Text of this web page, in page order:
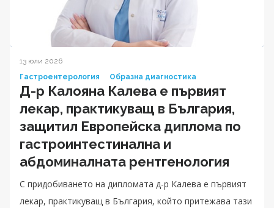
13 юли 2026
Гастроентерология
Образна диагностика
Д-р Калояна Калева е първият
лекар, практикуващ в България,
защитил Европейска диплома по
гастроинтестинална и
абдоминалната рентгенология
С придобиването на дипломата д-р Калева е първият
лекар, практикуващ в България, който притежава тази